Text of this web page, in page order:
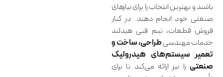
باشند و بهترین انتخاب را برای نیازهای
صنعتی خود انجام دهند. در کنار
فروش قطعات، تیم فنی هیدلند
خدمات مهندسیطراحی، ساخت و
تعمیر سیستم‌های هیدرولیک
صنعتی را نیز ارائه می‌کند تا برای